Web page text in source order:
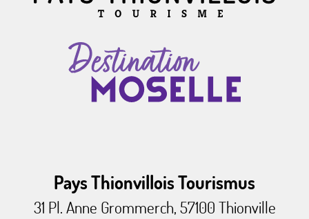
Pays Thionvillois Tourismus
31 Pl. Anne Grommerch, 57100 Thionville